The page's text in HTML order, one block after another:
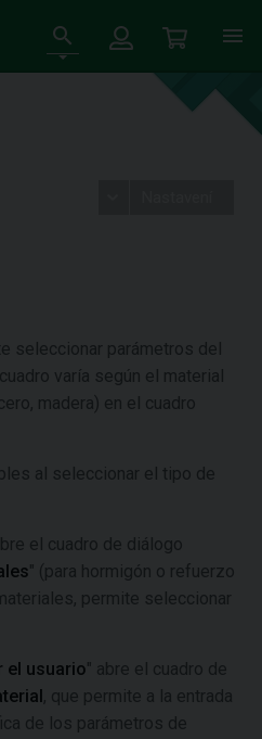
seleccionar parámetros del
varía según el material
madera) en el cuadro
al seleccionar el tipo de
el cuadro de diálogo
" (para hormigón o refuerzo
permite seleccionar
el usuario" abre el cuadro de
, que permite a la entrada
de los parámetros de